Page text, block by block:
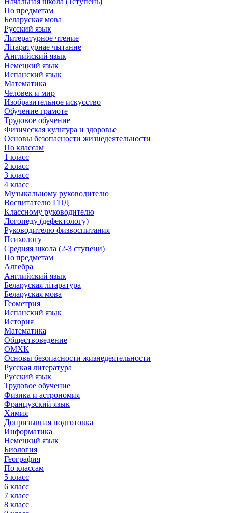
По предметам
Беларуская мова
Русский язык
Литературное чтение
Літаратурнае чытанне
Английский язык
Немецкий язык
Испанский язык
Математика
Человек и мир
Изобразительное искусство
Обучение грамоте
Трудовое обучение
Физическая культура и здоровье
Основы безопасности жизнедеятельности
По классам
1 класс
2 класс
3 класс
4 класс
Музыкальному руководителю
Воспитателю ГПД
Классному руководителю
Логопеду (дефектологу)
Руководителю физвоспитания
Психологу
Средняя школа (2-3 ступени)
По предметам
Алгебра
Английский язык
Беларуская літаратура
Беларуская мова
Геометрия
Испанский язык
История
Математика
Обществоведение
ОМХК
Основы безопасности жизнедеятельности
Русская литература
Русский язык
Трудовое обучение
Физика и астрономия
Французский язык
Химия
Допризывная подготовка
Информатика
Немецкий язык
Биология
География
По классам
5 класс
6 класс
7 класс
8 класс